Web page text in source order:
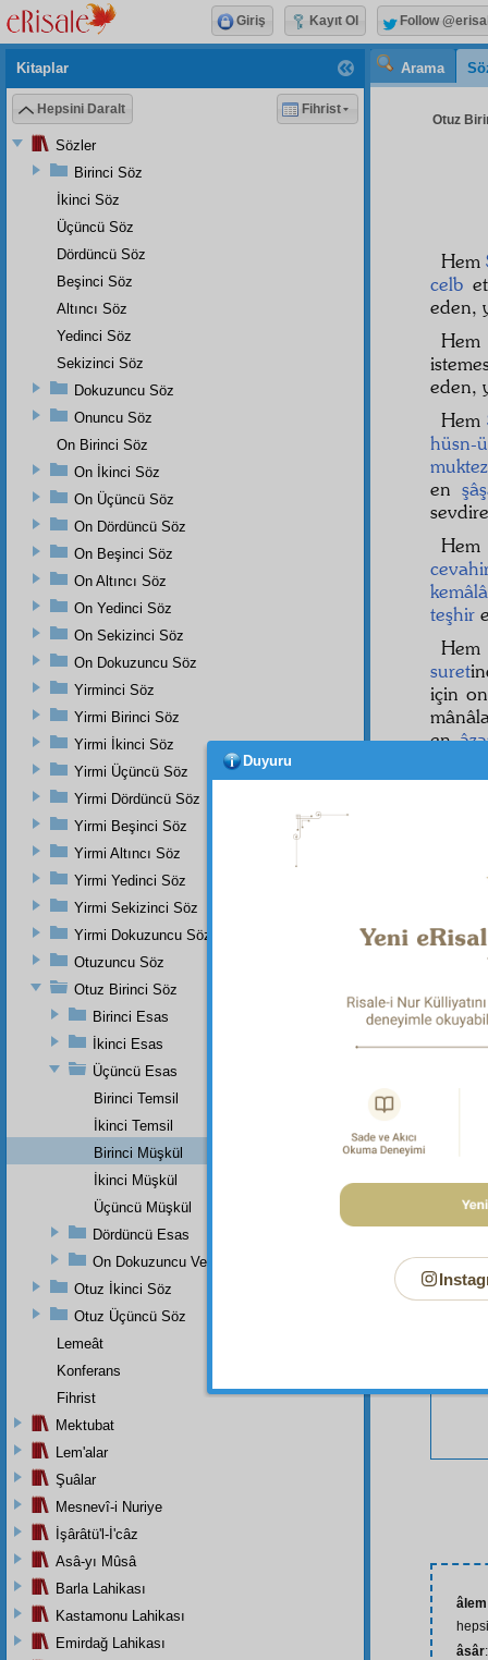
Arama
Otuz
Hem
celb
eden,
eden,
Hem
hüsn-
en
teşhir
suret
için
en
âlem
âsâr
Kitaplar
Hepsini Daralt Fihrist
Sözler
Birinci Söz
İkinci Söz
Üçüncü Söz
Dördüncü Söz
Beşinci Söz
Altıncı Söz
Yedinci Söz
Sekizinci Söz
Dokuzuncu Söz
Onuncu Söz
On Birinci Söz
On İkinci Söz
On Üçüncü Söz
On Dördüncü Söz
On Beşinci Söz
On Altıncı Söz
On Yedinci Söz
On Sekizinci Söz
On Dokuzuncu Söz
Yirminci Söz
Yirmi Birinci Söz
Yirmi İkinci Söz
Yirmi Üçüncü Söz
Yirmi Dördüncü Söz
Yirmi Beşinci Söz
Yirmi Altıncı Söz
Yirmi Yedinci Söz
Yirmi Sekizinci Söz
Yirmi Dokuzuncu Söz
Otuzuncu Söz
Otuz Birinci Söz
Birinci Esas
İkinci Esas
Üçüncü Esas
Birinci Temsil
İkinci Temsil
Birinci Müşkül
İkinci Müşkül
Üçüncü Müşkül
Dördüncü Esas
On Dokuzuncu Ve Otuz Birinci Sözlerin Zeyli
Otuz İkinci Söz
Otuz Üçüncü Söz
Lemeât
Konferans
Fihrist
Mektubat
Lem'alar
Şuâlar
Mesnevî-i Nuriye
İşârâtü'l-İ'câz
Asâ-yı Mûsâ
Barla Lahikası
Kastamonu Lahikası
Emirdağ Lahikası
Giriş Kayıt Ol Follow
Duyuru